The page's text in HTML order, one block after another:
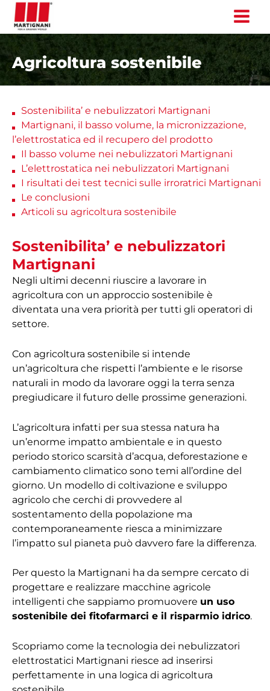
contenuto
Agricoltura sostenibile
Sostenibilita’ e nebulizzatori Martignani
Martignani, il basso volume, la micronizzazione,
l’elettrostatica ed il recupero del prodotto
Il basso volume nei nebulizzatori Martignani
L’elettrostatica nei nebulizzatori Martignani
I risultati dei test tecnici sulle irroratrici Martignani
Le conclusioni
Articoli su agricoltura sostenibile
Sostenibilita’ e nebulizzatori
Martignani
Negli ultimi decenni riuscire a lavorare in
agricoltura con un approccio sostenibile è
diventata una vera priorità per tutti gli operatori di
settore.
Con agricoltura sostenibile si intende
un’agricoltura che rispetti l’ambiente e le risorse
naturali in modo da lavorare oggi la terra senza
pregiudicare il futuro delle prossime generazioni.
L’agricoltura infatti per sua stessa natura ha
un’enorme impatto ambientale e in questo
periodo storico scarsità d’acqua, deforestazione e
cambiamento climatico sono temi all’ordine del
giorno. Un modello di coltivazione e sviluppo
agricolo che cerchi di provvedere al
sostentamento della popolazione ma
contemporaneamente riesca a minimizzare
l’impatto sul pianeta può davvero fare la differenza.
Per questo la Martignani ha da sempre cercato di
progettare e realizzare macchine agricole
intelligenti che sappiamo promuovere un uso
sostenibile dei fitofarmarci e il risparmio idrico.
Scopriamo come la tecnologia dei nebulizzatori
elettrostatici Martignani riesce ad inserirsi
perfettamente in una logica di agricoltura